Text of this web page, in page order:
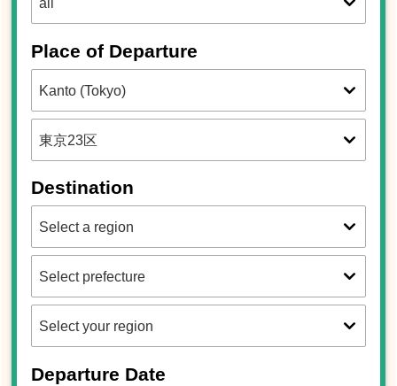
Place of Departure
Destination
Departure Date